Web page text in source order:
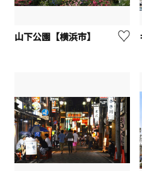
山下公園【横浜市】